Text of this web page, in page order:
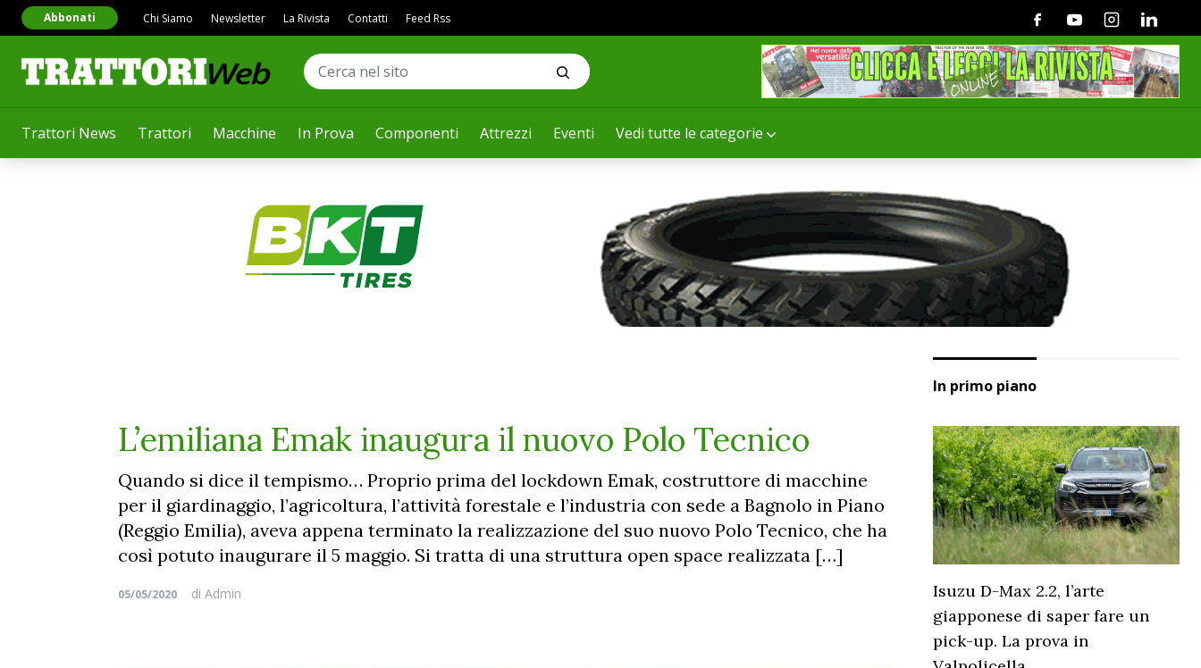
Trattori News Trattori Macchine In Prova Componenti Attrezzi Eventi Vedi tutte le categorie
Abbonati Chi Siamo Newsletter La Rivista Contatti Feed Rss FacebookYoutubeInstagramLinkedin
L’emiliana Emak inaugura il nuovo Polo Tecnico
Quando si dice il tempismo… Proprio prima del lockdown Emak, costruttore di macchine
per il giardinaggio, l’agricoltura, l’attività forestale e l’industria con sede a Bagnolo in Piano
(Reggio Emilia), aveva appena terminato la realizzazione del suo nuovo Polo Tecnico, che ha
così potuto inaugurare il 5 maggio. Si tratta di una struttura open space realizzata […]
05/05/2020 di Admin
In primo piano
Isuzu D-Max 2.2, l’arte
giapponese di saper fare un
pick-up. La prova in